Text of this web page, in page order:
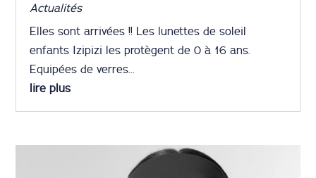
Actualités
Elles sont arrivées !! Les lunettes de soleil
enfants Izipizi les protègent de 0 à 16 ans.
Equipées de verres...
lire plus